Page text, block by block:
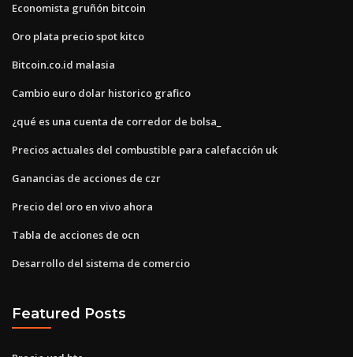
Economista gruñón bitcoin
Oro plata precio spot kitco
Bitcoin.co.id malasia
Cambio euro dolar historico grafico
¿qué es una cuenta de corredor de bolsa_
Precios actuales del combustible para calefacción uk
Ganancias de acciones de czr
Precio del oro en vivo ahora
Tabla de acciones de ocn
Desarrollo del sistema de comercio
Featured Posts